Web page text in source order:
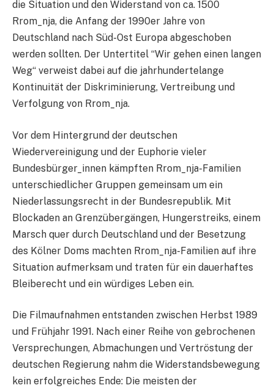
die Situation und den Widerstand von ca. 1500
Rrom_nja, die Anfang der 1990er Jahre von
Deutschland nach Süd-Ost Europa abgeschoben
werden sollten. Der Untertitel “Wir gehen einen langen
Weg“ verweist dabei auf die jahrhundertelange
Kontinuität der Diskriminierung, Vertreibung und
Verfolgung von Rrom_nja.
Vor dem Hintergrund der deutschen
Wiedervereinigung und der Euphorie vieler
Bundesbürger_innen kämpften Rrom_nja-Familien
unterschiedlicher Gruppen gemeinsam um ein
Niederlassungsrecht in der Bundesrepublik. Mit
Blockaden an Grenzübergängen, Hungerstreiks, einem
Marsch quer durch Deutschland und der Besetzung
des Kölner Doms machten Rrom_nja-Familien auf ihre
Situation aufmerksam und traten für ein dauerhaftes
Bleiberecht und ein würdiges Leben ein.
Die Filmaufnahmen entstanden zwischen Herbst 1989
und Frühjahr 1991. Nach einer Reihe von gebrochenen
Versprechungen, Abmachungen und Vertröstung der
deutschen Regierung nahm die Widerstandsbewegung
kein erfolgreiches Ende: Die meisten der